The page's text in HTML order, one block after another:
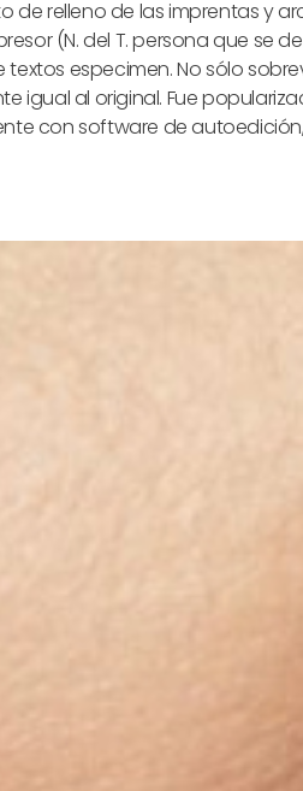
de relleno de las imprentas y
(N. del T. persona que
especimen. No sólo
igual al original. Fue
con software de